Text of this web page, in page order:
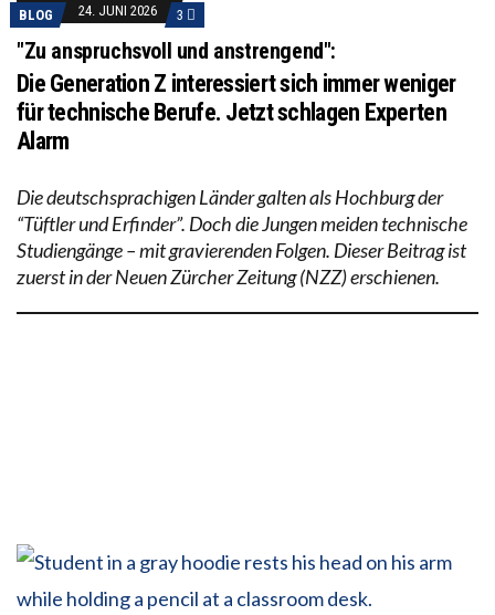
BLOG 24. JUNI 2026 3
"Zu anspruchsvoll und anstrengend":
Die Generation Z interessiert sich immer weniger
für technische Berufe. Jetzt schlagen Experten
Alarm
Die deutschsprachigen Länder galten als Hochburg der
“Tüftler und Erfinder”. Doch die Jungen meiden technische
Studiengänge – mit gravierenden Folgen. Dieser Beitrag ist
zuerst in der Neuen Zürcher Zeitung (NZZ) erschienen.